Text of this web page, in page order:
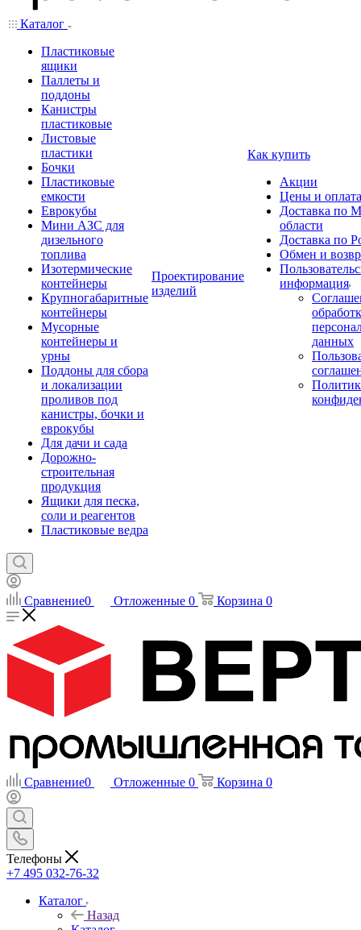
Каталог
Пластиковые
ящики
Паллеты и
поддоны
Канистры
пластиковые
Листовые
пластики
Бочки
Пластиковые
емкости
Еврокубы
Мини АЗС для
дизельного
топлива
Изотермические
контейнеры
Крупногабаритные
контейнеры
Мусорные
контейнеры и
урны
Поддоны для сбора
и локализации
проливов под
канистры, бочки и
еврокубы
Для дачи и сада
Дорожно-
строительная
продукция
Ящики для песка,
соли и реагентов
Пластиковые ведра
Проектирование
изделий
Как купить
Акции
Цены и оплата
Доставка по
области
Доставка по
Обмен и
информация
данных
Сравнение0 Отложенные 0 Корзина 0
Сравнение0 Отложенные 0 Корзина 0
Телефоны
+7 495 032-76-32
Каталог
Назад